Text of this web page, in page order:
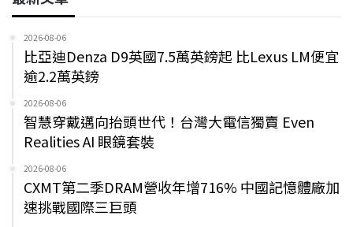
2026-08-06
比亞迪Denza D9英國7.5萬英鎊起 比Lexus LM便宜
逾2.2萬英鎊
2026-08-06
智慧穿戴邁向抬頭世代！台灣大電信獨賣 Even
Realities AI 眼鏡套裝
2026-08-06
CXMT第二季DRAM營收年增716% 中國記憶體廠加
速挑戰國際三巨頭